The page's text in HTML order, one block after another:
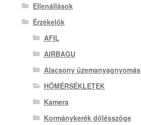
Ellenállások
Érzékelők
AFIL
AIRBAGU
Alacsony üzemanyagnyomás
HŐMÉRSÉKLETEK
Kamera
Kormánykerék dőlésszöge